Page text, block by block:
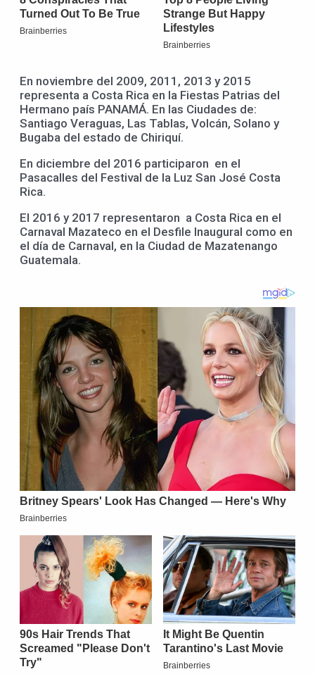
En noviembre del 2009, 2011, 2013 y 2015
representa a Costa Rica en la Fiestas Patrias del
Hermano país PANAMÁ. En las Ciudades de:
Santiago Veraguas, Las Tablas, Volcán, Solano y
Bugaba del estado de Chiriquí.
En diciembre del 2016 participaron en el
Pasacalles del Festival de la Luz San José Costa
Rica.
El 2016 y 2017 representaron a Costa Rica en el
Carnaval Mazateco en el Desfile Inaugural como en
el día de Carnaval, en la Ciudad de Mazatenango
Guatemala.